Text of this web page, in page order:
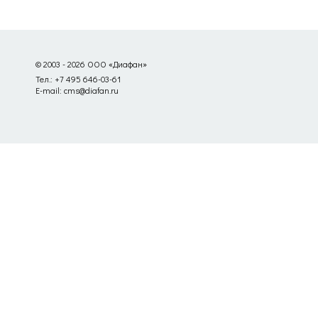
© 2003 - 2026 ООО «Диафан»
Тел.: +7 495 646-03-61
E-mail: cms@diafan.ru